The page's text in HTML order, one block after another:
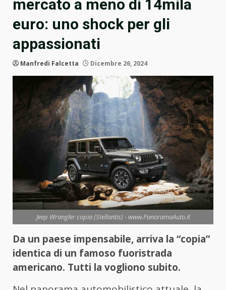
mercato a meno di 14mila
euro: uno shock per gli
appassionati
Manfredi Falcetta Dicembre 26, 2024
Jeep Wrangler copia (Stellantis) - www.PanoramaAuto.it
Da un paese impensabile, arriva la “copia”
identica di un famoso fuoristrada
americano. Tutti la vogliono subito.